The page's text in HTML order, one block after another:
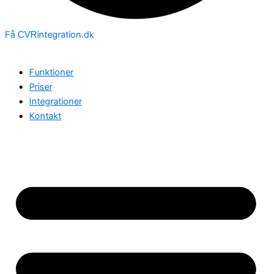
Få CVRintegration.dk
Funktioner
Priser
Integrationer
Kontakt